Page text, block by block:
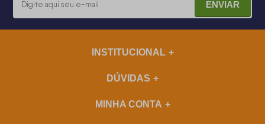
ENVIAR
INSTITUCIONAL
DÚVIDAS
MINHA CONTA